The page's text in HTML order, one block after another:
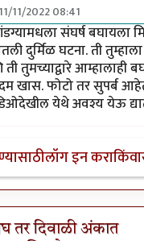
11/2022 08:41
संघर्ष बघायला
दुर्मिळ घटना. ती
तुमच्याद्वारे आम्हालाही
खास. फोटो तर सुपर्ब
येथे अवश्य येऊ
लॉग इन कराकिंवा
तर दिवाळी अंकात